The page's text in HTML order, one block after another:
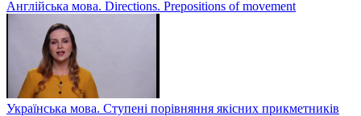
Англійська мова. Directions. Prepositions of movement
Українська мова. Ступені порівняння якісних прикметників